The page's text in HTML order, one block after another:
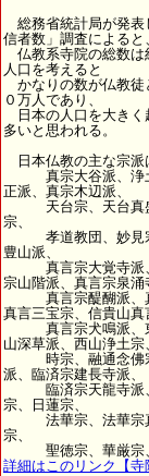
総務省統計局が発表
信者数」調査によると
仏教系寺院の総数は
人口を考えると
かなりの数が仏教徒
０万人であり、
日本の人口を大きく
多いと思われる。
日本仏教の主な宗派
真宗大谷派、浄土
正派、真宗木辺派、
天台宗、天台真盛
宗、
孝道教団、妙見宗
豊山派、
真言宗大覚寺派、
宗山階派、真言宗泉涌
真言宗醍醐派、真
真言三宝宗、信貴山真
真言宗犬鳴派、東
山深草派、西山浄土宗
時宗、融通念佛宗
派、臨済宗建長寺派、
臨済宗天龍寺派、
宗、日蓮宗、
法華宗、法華宗真
宗、
聖徳宗、華厳宗、
詳細はこのリンク【寺